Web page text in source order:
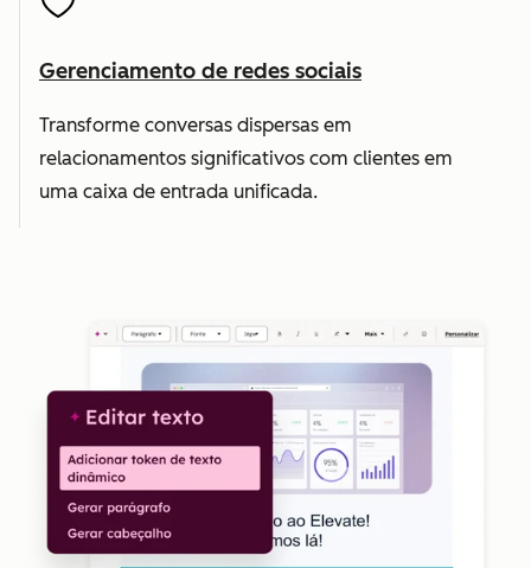
Gerenciamento de redes sociais
Transforme conversas dispersas em
relacionamentos significativos com clientes em
uma caixa de entrada unificada.